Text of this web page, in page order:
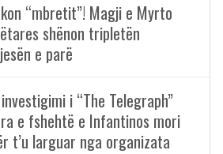
“mbretit”! Magji e Myrto
shënon tripletën
e parë
investigimi i “The Telegraph”
e fshehtë e Infantinos mori
t’u larguar nga organizata